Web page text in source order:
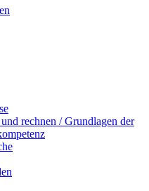
rechnen / Grundlagen der